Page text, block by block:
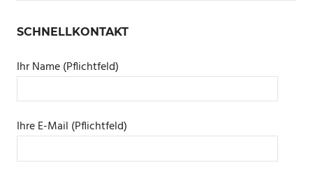
SCHNELLKONTAKT
Ihr Name (Pflichtfeld)
Ihre E-Mail (Pflichtfeld)